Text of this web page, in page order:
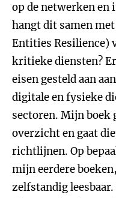
op de netwerken en
hangt dit samen
Entities Resilience)
kritieke diensten?
eisen gesteld aan
digitale en fysieke
sectoren. Mijn boek
overzicht en gaat
richtlijnen. Op
mijn eerdere
zelfstandig